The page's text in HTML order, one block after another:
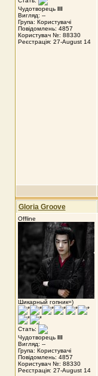
Чудотворець III
Вигляд: --
Група: Користувачі
Повідомлень: 4857
Користувач №: 88330
Реєстрація: 27-August 14
Gloria Groove
Offline
Шикарный гопник=)
Стать:
Чудотворець III
Вигляд: --
Група: Користувачі
Повідомлень: 4857
Користувач №: 88330
Реєстрація: 27-August 14